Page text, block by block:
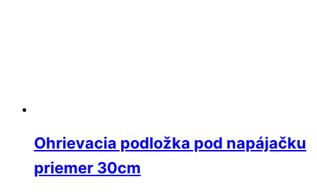
Ohrievacia podložka pod napájačku
priemer 30cm